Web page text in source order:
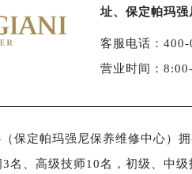
址、保定帕玛强
客服电话：
营业时间：
保定帕玛强尼保养维修中心）
名、高级技师10名，初级、中